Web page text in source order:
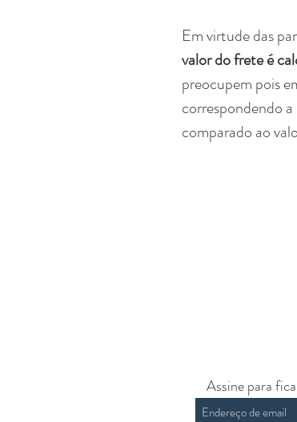
Em virtude das
valor do frete é
preocupem pois
correspondendo
comparado ao
Assine para